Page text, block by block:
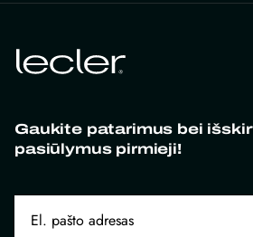
Gaukite patarimus bei
pasiūlymus pirmieji!